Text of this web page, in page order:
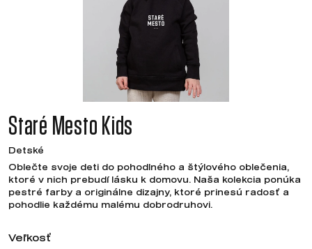
Staré Mesto Kids
Detské
Oblečte svoje deti do pohodlného a štýlového oblečenia,
ktoré v nich prebudí lásku k domovu. Naša kolekcia ponúka
pestré farby a originálne dizajny, ktoré prinesú radosť a
pohodlie každému malému dobrodruhovi.
Veľkosť